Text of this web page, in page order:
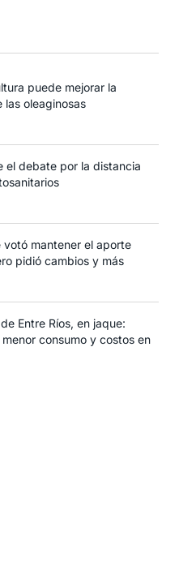
puede mejorar la
las oleaginosas
el debate por la distancia
votó mantener el aporte
pidió cambios y más
Entre Ríos, en jaque:
consumo y costos en